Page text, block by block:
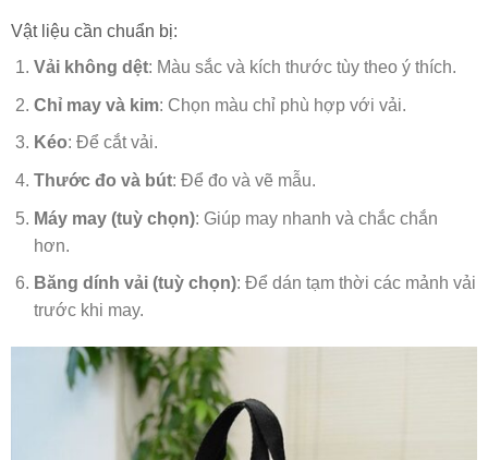
Vật liệu cần chuẩn bị:
Vải không dệt: Màu sắc và kích thước tùy theo ý thích.
Chỉ may và kim: Chọn màu chỉ phù hợp với vải.
Kéo: Để cắt vải.
Thước đo và bút: Để đo và vẽ mẫu.
Máy may (tuỳ chọn): Giúp may nhanh và chắc chắn
hơn.
Băng dính vải (tuỳ chọn): Để dán tạm thời các mảnh vải
trước khi may.